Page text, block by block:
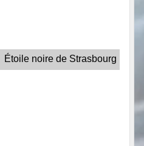
Étoile noire de Strasbourg